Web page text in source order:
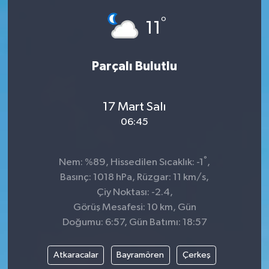
11°
Parçalı Bulutlu
17 Mart Salı
06:45
Nem: %89, Hissedilen Sıcaklık: -1 ° ,
Basınç: 1018 hPa, Rüzgar: 11 km/s,
Çiy Noktası: -2.4,
Görüş Mesafesi: 10 km, Gün
Doğumu: 6:57, Gün Batımı: 18:57
Atkaracalar Bayramören Çerkeş